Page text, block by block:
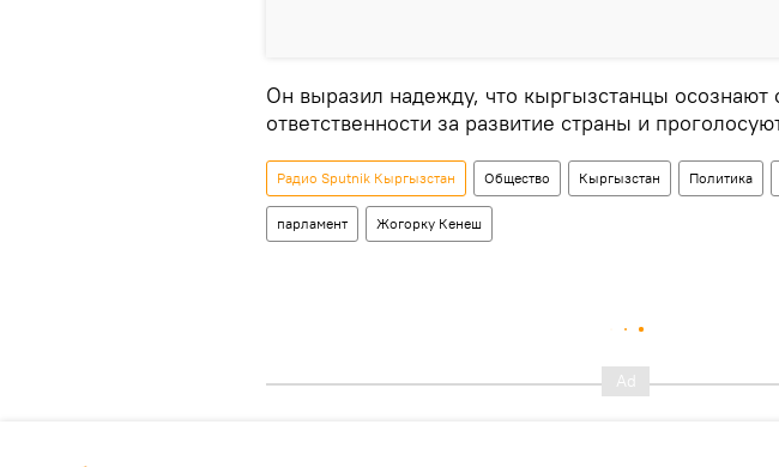
Он выразил надежду, что кыргызстанцы осознают
ответственности за развитие страны и
Радио Sputnik Кыргызстан Общество Кыргызстан Политика
парламент Жогорку Кенеш